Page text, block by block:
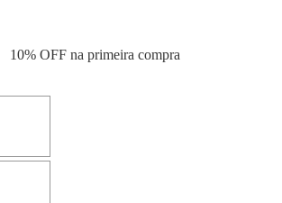
10% OFF na primeira compra